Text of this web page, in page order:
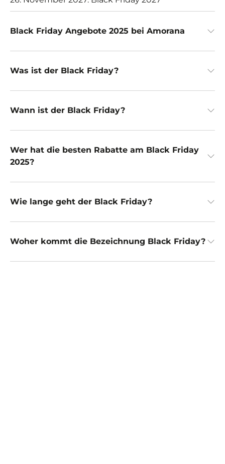
Black Friday Angebote 2025 bei Amorana
Was ist der Black Friday?
Wann ist der Black Friday?
Wer hat die besten Rabatte am Black Friday
2025?
Wie lange geht der Black Friday?
Woher kommt die Bezeichnung Black Friday?